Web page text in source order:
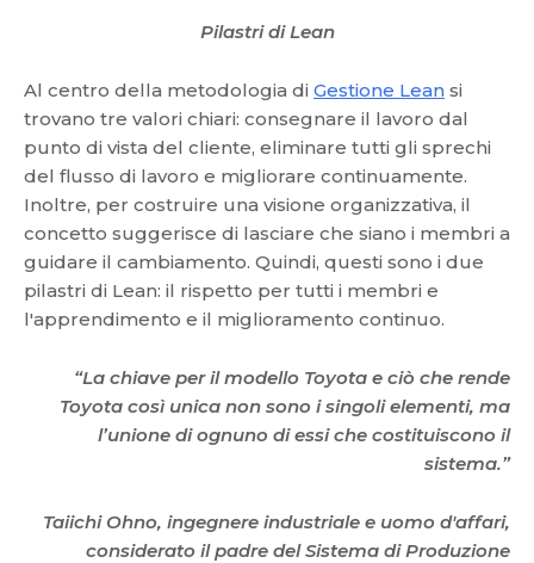
Pilastri di Lean
Al centro della metodologia di Gestione Lean si
trovano tre valori chiari: consegnare il lavoro dal
punto di vista del cliente, eliminare tutti gli sprechi
del flusso di lavoro e migliorare continuamente.
Inoltre, per costruire una visione organizzativa, il
concetto suggerisce di lasciare che siano i membri a
guidare il cambiamento. Quindi, questi sono i due
pilastri di Lean: il rispetto per tutti i membri e
l'apprendimento e il miglioramento continuo.
“La chiave per il modello Toyota e ciò che rende
Toyota così unica non sono i singoli elementi, ma
l’unione di ognuno di essi che costituiscono il
sistema.”
Taiichi Ohno, ingegnere industriale e uomo d'affari,
considerato il padre del Sistema di Produzione